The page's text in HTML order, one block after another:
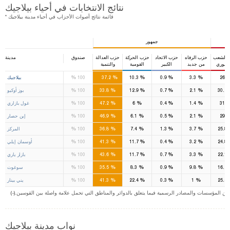
نتائج الانتخابات في أحياء بيلاجيك
* قائمة نتائج أصوات الأحزاب في أحياء مدينة بيلاجيك
جمهور
مدينة صندوق
حزب العدالة
والتنمية
حزب الحركة
القومية
حزب الاتحاد
الكبير
حزب الرفاه
من جديد
الشعب
بيلاجيك % 100 %
37.2 % %
0.9 %
1
بوز أوكيو % 100 % %
12.9 %
0.7 %
غول بازاري % 100 % % %
0.4 %
1.4
إين حصار % 100 % % %
0.5 %
المركز % 100 % % % %
3.7
أوسمان إيلي % 100 % %
11.7 %
0.4 %
3.2
بازار ياري % 100 % %
11.7 %
0.7 %
سوغوت % 100 % % %
0.9 %
9.8
يني بينار % 100 % %
22.4 % %
المؤسسات والمصادر الرسمية فيما يتعلق بالدوائر والمناطق التي تحمل علامة واصلة بين القوسين
نواب مدينة بيلاجيك